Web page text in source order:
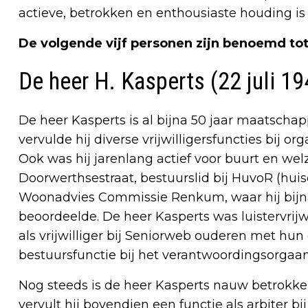
actieve, betrokken en enthousiaste houding
De volgende vijf personen zijn benoemd
De heer H. Kasperts (22 juli
De heer Kasperts is al bijna 50 jaar
vervulde hij diverse vrijwilligersfuncties bij
Ook was hij jarenlang actief voor buurt en
Doorwerthsestraat, bestuurslid bij HuvoR
Woonadvies Commissie Renkum, waar hij
beoordeelde. De heer Kasperts was
als vrijwilliger bij Seniorweb ouderen met
bestuursfunctie bij het
Nog steeds is de heer Kasperts nauw
vervult hij bovendien een functie als arbiter